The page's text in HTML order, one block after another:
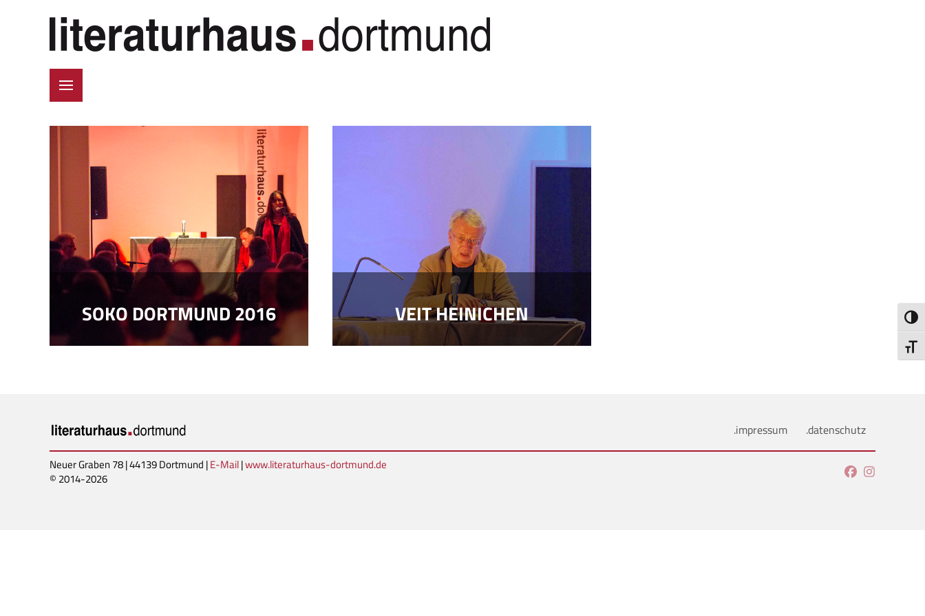
SOKO DORTMUND 2016 VEIT HEINICHEN
.impressum .datenschutz
Neuer Graben 78 | 44139 Dortmund |E-Mail|www.literaturhaus-dortmund.de
© 2014-2026